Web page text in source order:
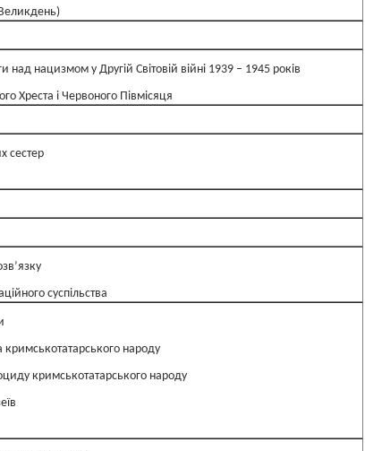
над нацизмом у Другій Світовій війні 1939 – 1945 років
Хреста i Червоного Півмісяця
сестер
суспільства
народу
кримськотатарського народу